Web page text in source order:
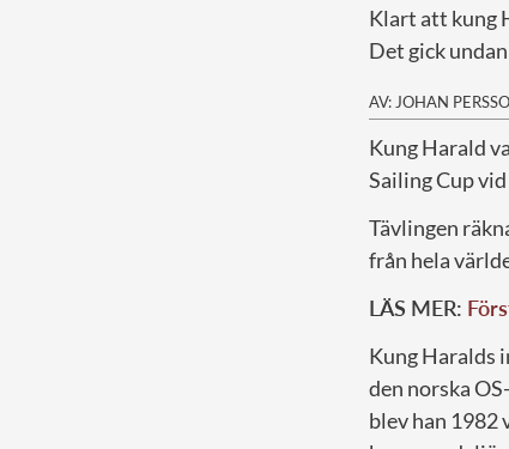
Klart att kung
Det gick
AV: JOHAN
Kung Harald
Sailing Cup
Tävlingen
från hela
LÄS MER:
Kung Haralds
den norska
blev han 1982